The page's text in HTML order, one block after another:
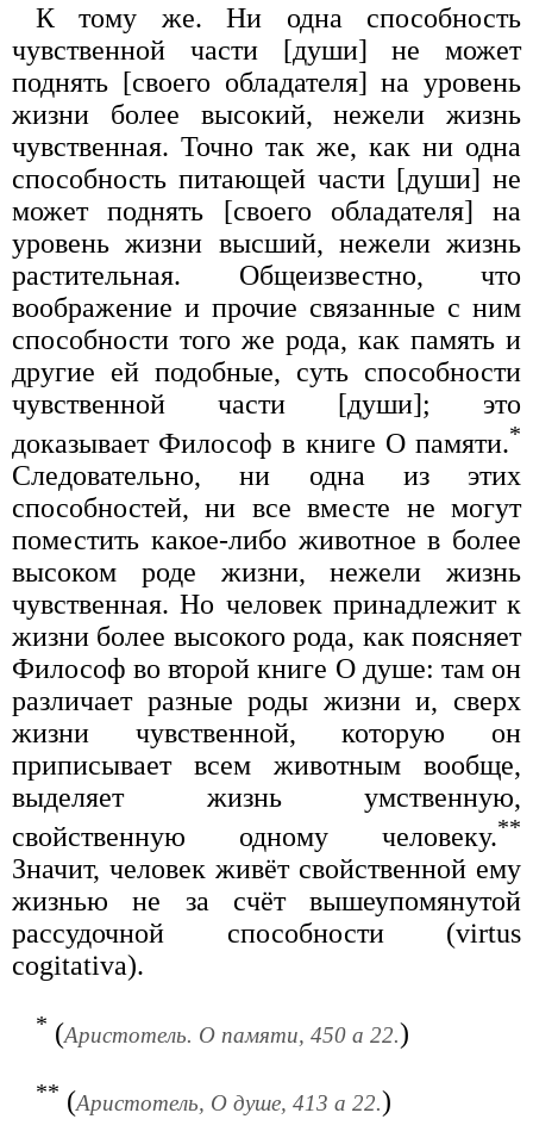
К тому же. Ни одна способность
чувственной части [души] не может
поднять [своего обладателя] на уровень
жизни более высокий, нежели жизнь
чувственная. Точно так же, как ни одна
способность питающей части [души] не
может поднять [своего обладателя] на
уровень жизни высший, нежели жизнь
растительная. Общеизвестно, что
воображение и прочие связанные с ним
способности того же рода, как память и
другие ей подобные, суть способности
чувственной части [души]; это
доказывает Философ в книге О памяти.*
Следовательно, ни одна из этих
способностей, ни все вместе не могут
поместить какое-либо животное в более
высоком роде жизни, нежели жизнь
чувственная. Но человек принадлежит к
жизни более высокого рода, как поясняет
Философ во второй книге О душе: там он
различает разные роды жизни и, сверх
жизни чувственной, которую он
приписывает всем животным вообще,
выделяет жизнь умственную,
свойственную одному человеку.**
Значит, человек живёт свойственной ему
жизнью не за счёт вышеупомянутой
рассудочной способности (virtus
cogitativa).
* (Аристотель. О памяти, 450 а 22.)
** (Аристотель, О душе, 413 а 22.)